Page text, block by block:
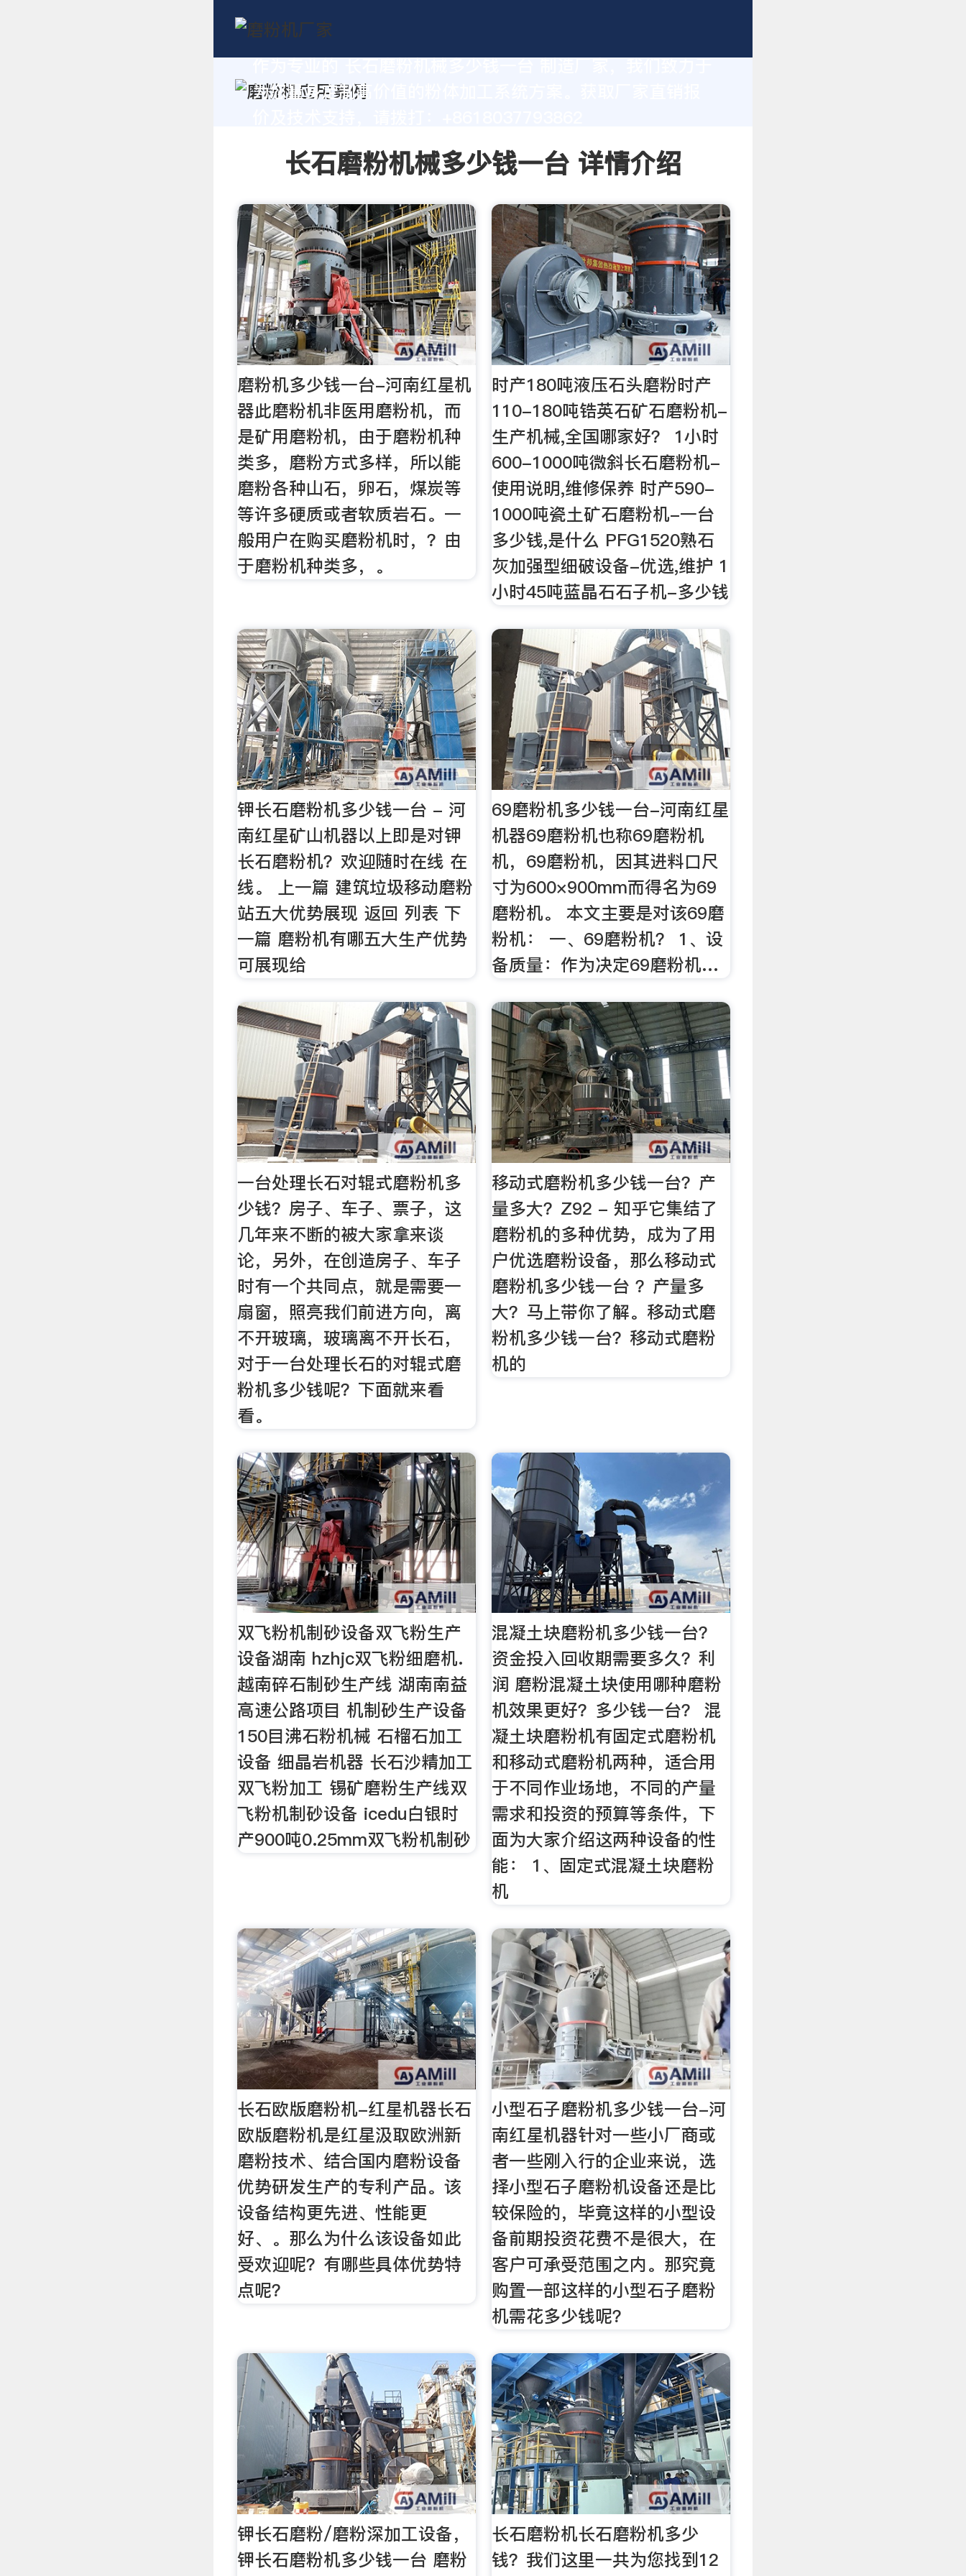
为您量身定制高价值的粉体加工系统方案。获取厂家直销报
长石磨粉机械多少钱一台 详情介绍
磨粉机多少钱一台-河南红星机
器此磨粉机非医用磨粉机，而
是矿用磨粉机，由于磨粉机种
类多，磨粉方式多样，所以能
磨粉各种山石，卵石，煤炭等
等许多硬质或者软质岩石。一
般用户在购买磨粉机时，？由
于磨粉机种类多，。
时产180吨液压石头磨粉时产
110-180吨锆英石矿石磨粉机-
生产机械,全国哪家好？ 1小时
600-1000吨微斜长石磨粉机-
使用说明,维修保养 时产590-
1000吨瓷土矿石磨粉机-一台
多少钱,是什么 PFG1520熟石
灰加强型细破设备-优选,维护 1
小时45吨蓝晶石石子机-多少钱
钾长石磨粉机多少钱一台 - 河
南红星矿山机器以上即是对钾
长石磨粉机？欢迎随时在线 在
线。 上一篇 建筑垃圾移动磨粉
站五大优势展现 返回 列表 下
一篇 磨粉机有哪五大生产优势
可展现给
69磨粉机多少钱一台-河南红星
机器69磨粉机也称69磨粉机
机，69磨粉机，因其进料口尺
寸为600×900mm而得名为69
磨粉机。 本文主要是对该69磨
粉机： 一、69磨粉机？ 1、设
备质量：作为决定69磨粉机…
一台处理长石对辊式磨粉机多
少钱？房子、车子、票子，这
几年来不断的被大家拿来谈
论，另外，在创造房子、车子
时有一个共同点，就是需要一
扇窗，照亮我们前进方向，离
不开玻璃，玻璃离不开长石，
对于一台处理长石的对辊式磨
粉机多少钱呢？下面就来看
看。
移动式磨粉机多少钱一台？产
量多大？Z92 - 知乎它集结了
磨粉机的多种优势，成为了用
户优选磨粉设备，那么移动式
磨粉机多少钱一台 ？产量多
大？马上带你了解。移动式磨
粉机多少钱一台？移动式磨粉
机的
双飞粉机制砂设备双飞粉生产
设备湖南 hzhjc双飞粉细磨机.
越南碎石制砂生产线 湖南南益
高速公路项目 机制砂生产设备
150目沸石粉机械 石榴石加工
设备 细晶岩机器 长石沙精加工
双飞粉加工 锡矿磨粉生产线双
飞粉机制砂设备 icedu白银时
产900吨0.25mm双飞粉机制砂
混凝土块磨粉机多少钱一台？
资金投入回收期需要多久？利
润 磨粉混凝土块使用哪种磨粉
机效果更好？多少钱一台？ 混
凝土块磨粉机有固定式磨粉机
和移动式磨粉机两种，适合用
于不同作业场地，不同的产量
需求和投资的预算等条件，下
面为大家介绍这两种设备的性
能： 1、固定式混凝土块磨粉
机
长石欧版磨粉机-红星机器长石
欧版磨粉机是红星汲取欧洲新
磨粉技术、结合国内磨粉设备
优势研发生产的专利产品。该
设备结构更先进、性能更
好、。那么为什么该设备如此
受欢迎呢？有哪些具体优势特
点呢？
小型石子磨粉机多少钱一台-河
南红星机器针对一些小厂商或
者一些刚入行的企业来说，选
择小型石子磨粉机设备还是比
较保险的，毕竟这样的小型设
备前期投资花费不是很大，在
客户可承受范围之内。那究竟
购置一部这样的小型石子磨粉
机需花多少钱呢？
钾长石磨粉/磨粉深加工设备，
钾长石磨粉机多少钱一台 磨粉
长石磨粉机长石磨粉机多少
钱？我们这里一共为您找到12